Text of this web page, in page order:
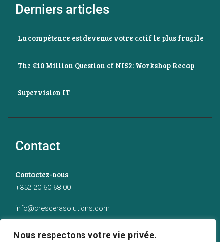
Nous respectons votre vie privée.
Derniers articles
La compétence est devenue votre actif le plus fragile
The €10 Million Question of NIS2: Workshop Recap
Supervision IT
Contact
Contactez-nous
+352 20 60 68 00
info@crescerasolutions.com